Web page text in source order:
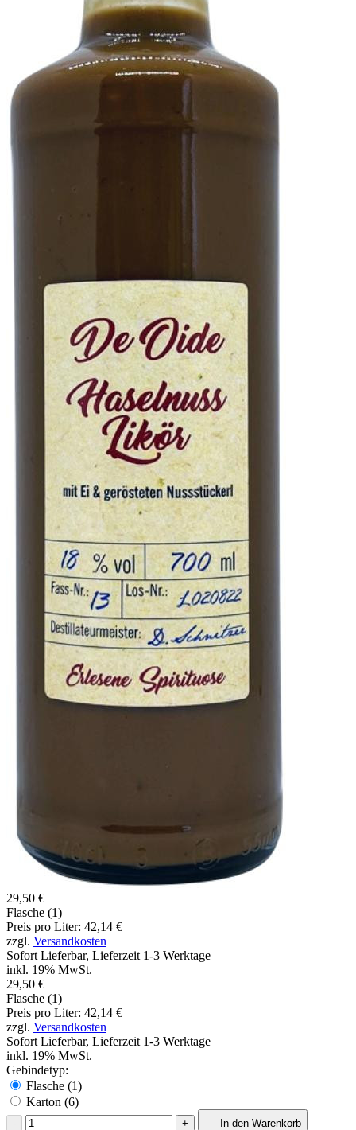
29,50 €
Flasche (1)
Preis pro Liter: 42,14 €
zzgl. Versandkosten
Sofort Lieferbar, Lieferzeit 1-3 Werktage
inkl. 19% MwSt.
29,50 €
Flasche (1)
Preis pro Liter: 42,14 €
zzgl. Versandkosten
Sofort Lieferbar, Lieferzeit 1-3 Werktage
inkl. 19% MwSt.
Gebindetyp:
Flasche (1)
Karton (6)
- + In den Warenkorb